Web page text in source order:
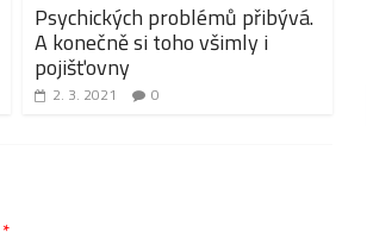
Psychických problémů přibývá.
A konečně si toho všimly i
pojišťovny
2. 3. 2021 0
*